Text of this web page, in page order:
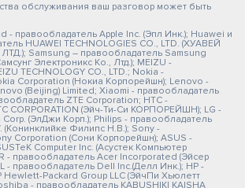
обслуживания ваш разговор может быть
- правообладатель Apple Inc. (Эпл Инк.); Huawei и
HUAWEI TECHNOLOGIES CO., LTD. (ХУАВЕЙ
Samsung – правообладатель Samsung
Электроникс Ко., Лтд.); MEIZU -
TECHNOLOGY CO., LTD.; Nokia -
Corporation (Нокиа Корпорейшн); Lenovo -
(Beijing) Limited; Xiaomi - правообладатель
ZTE Corporation; HTC -
CORPORATION (Эйч-Ти-Си КОРПОРЕЙШН); LG -
(ЭлДжи Корп.); Philips - правообладатель
(Конинклийке Филипс Н.В.); Sony -
Corporation (Сони Корпорейшн); ASUS -
Computer Inc. (Асустек Компьютер
- правообладатель Acer Incorporated (Эйсер
- правообладатель Dell Inc.(Делл Инк.); HP -
Hewlett-Packard Group LLC (ЭйчПи Хьюлетт
- правообладатель KABUSHIKI KAISHA